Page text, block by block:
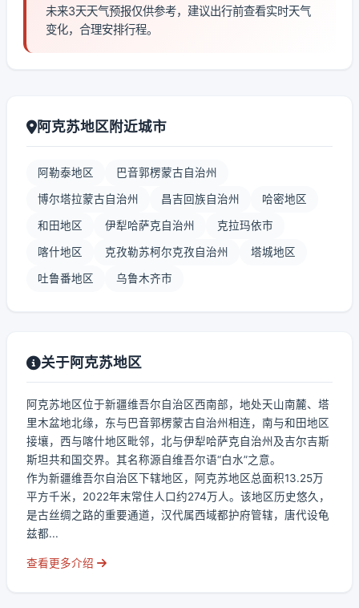
未来3天天气预报仅供参考，建议出行前查看实时天气
变化，合理安排行程。
阿克苏地区附近城市
阿勒泰地区 巴音郭楞蒙古自治州
博尔塔拉蒙古自治州 昌吉回族自治州 哈密地区
和田地区 伊犁哈萨克自治州 克拉玛依市
喀什地区 克孜勒苏柯尔克孜自治州 塔城地区
吐鲁番地区 乌鲁木齐市
关于阿克苏地区
阿克苏地区位于新疆维吾尔自治区西南部，地处天山南麓、塔
里木盆地北缘，东与巴音郭楞蒙古自治州相连，南与和田地区
接壤，西与喀什地区毗邻，北与伊犁哈萨克自治州及吉尔吉斯
斯坦共和国交界。其名称源自维吾尔语“白水”之意。
作为新疆维吾尔自治区下辖地区，阿克苏地区总面积13.25万
平方千米，2022年末常住人口约274万人。该地区历史悠久，
是古丝绸之路的重要通道，汉代属西域都护府管辖，唐代设龟
兹都...
查看更多介绍